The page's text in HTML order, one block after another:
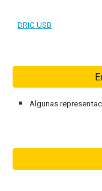
DRIC USB
Algunas